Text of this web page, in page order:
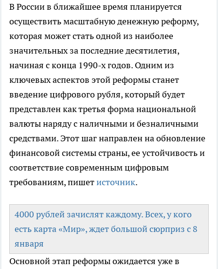
В России в ближайшее время планируется
осуществить масштабную денежную реформу,
которая может стать одной из наиболее
значительных за последние десятилетия,
начиная с конца 1990-х годов. Одним из
ключевых аспектов этой реформы станет
введение цифрового рубля, который будет
представлен как третья форма национальной
валюты наряду с наличными и безналичными
средствами. Этот шаг направлен на обновление
финансовой системы страны, ее устойчивость и
соответствие современным цифровым
требованиям, пишетисточник.
4000 рублей зачислят каждому. Всех, у кого
есть карта «Мир», ждет большой сюрприз с 8
января
Основной этап реформы ожидается уже в